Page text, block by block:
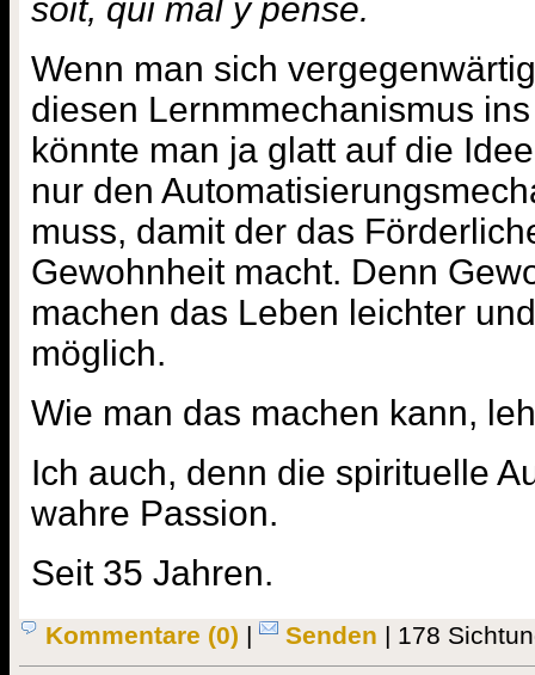
soit, qui mal y pense.
Wenn man sich
diesen Lernmmechanismus
könnte man ja glatt auf die
nur den
muss, damit der das
Gewohnheit macht. Denn
machen das Leben leichter
möglich.
Wie man das machen kann,
Ich auch, denn die spirituelle
wahre Passion.
Seit 35 Jahren.
Kommentare (0) | Senden | 178